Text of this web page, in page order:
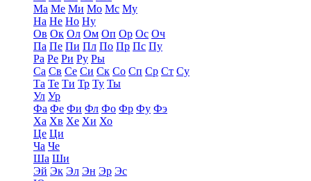
Ма Ме Ми Мо Мс Му
На Не Но Ну
Ов Ок Ол Ом Оп Ор Ос Оч
Па Пе Пи Пл По Пр Пс Пу
Ра Ре Ри Ру Ры
Са Св Се Си Ск Со Сп Ср Ст Су
Та Те Ти Тр Ту Ты
Ул Ур
Фа Фе Фи Фл Фо Фр Фу Фэ
Ха Хв Хе Хи Хо
Це Ци
Ча Че
Ша Ши
Эй Эк Эл Эн Эр Эс